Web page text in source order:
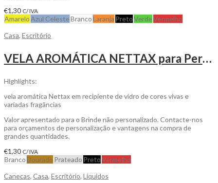
€1,30 C/ IVA
AmareloAzul CelesteBrancoLaranja PretoVerdeVermelho
Casa, Escritório
VELA AROMÁTICA NETTAX para Personalizada
Highlights:
vela aromática Nettax em recipiente de vidro de cores vivas e
variadas fragâncias
Valor apresentado para o Brinde não personalizado. Contacte-nos
para orçamentos de personalização e vantagens na compra de
grandes quantidades.
€1,30 C/ IVA
Branco Dourado Prateado PretoVermelho
Canecas, Casa, Escritório, Líquidos